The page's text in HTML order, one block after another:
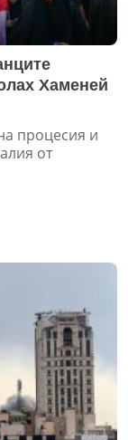
Хаменей
процесия и
от